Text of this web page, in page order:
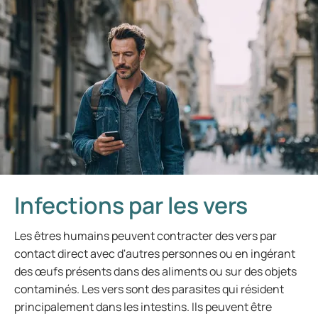
Infections par les vers
Les êtres humains peuvent contracter des vers par
contact direct avec d'autres personnes ou en ingérant
des œufs présents dans des aliments ou sur des objets
contaminés. Les vers sont des parasites qui résident
principalement dans les intestins. Ils peuvent être